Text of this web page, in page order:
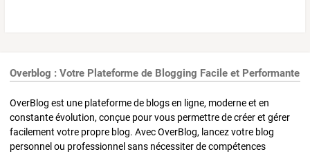
Overblog : Votre Plateforme de Blogging Facile et Performante
OverBlog est une plateforme de blogs en ligne, moderne et en
constante évolution, conçue pour vous permettre de créer et gérer
facilement votre propre blog. Avec OverBlog, lancez votre blog
personnel ou professionnel sans nécessiter de compétences